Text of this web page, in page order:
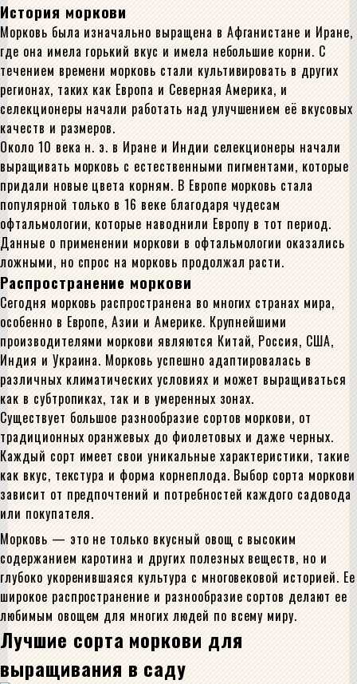
История моркови
Морковь была изначально выращена в Афганистане и Иране,
где она имела горький вкус и имела небольшие корни. С
течением времени морковь стали культивировать в других
регионах, таких как Европа и Северная Америка, и
селекционеры начали работать над улучшением её вкусовых
качеств и размеров.
Около 10 века н. э. в Иране и Индии селекционеры начали
выращивать морковь с естественными пигментами, которые
придали новые цвета корням. В Европе морковь стала
популярной только в 16 веке благодаря чудесам
офтальмологии, которые наводнили Европу в тот период.
Данные о применении моркови в офтальмологии оказались
ложными, но спрос на морковь продолжал расти.
Распространение моркови
Сегодня морковь распространена во многих странах мира,
особенно в Европе, Азии и Америке. Крупнейшими
производителями моркови являются Китай, Россия, США,
Индия и Украина. Морковь успешно адаптировалась в
различных климатических условиях и может выращиваться
как в субтропиках, так и в умеренных зонах.
Существует большое разнообразие сортов моркови, от
традиционных оранжевых до фиолетовых и даже черных.
Каждый сорт имеет свои уникальные характеристики, такие
как вкус, текстура и форма корнеплода. Выбор сорта моркови
зависит от предпочтений и потребностей каждого садовода
или покупателя.
Морковь — это не только вкусный овощ с высоким
содержанием каротина и других полезных веществ, но и
глубоко укоренившаяся культура с многовековой историей. Ее
широкое распространение и разнообразие сортов делают ее
любимым овощем для многих людей по всему миру.
Лучшие сорта моркови для
выращивания в саду